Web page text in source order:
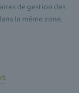
de gestion des
la même zone.